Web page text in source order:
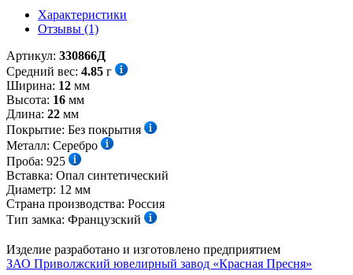
Характеристики
Отзывы (1)
Артикул: 330866Д
Средний вес: 4.85 г
Ширина: 12 мм
Высота: 16 мм
Длина: 22 мм
Покрытие: Без покрытия
Металл: Серебро
Проба: 925
Вставка: Опал синтетический
Диаметр: 12 мм
Страна производства: Россия
Тип замка: Французский
Изделие разработано и изготовлено предприятием
ЗАО Приволжский ювелирный завод «Красная Пресня»